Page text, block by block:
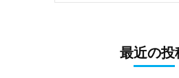
索:
最近の投